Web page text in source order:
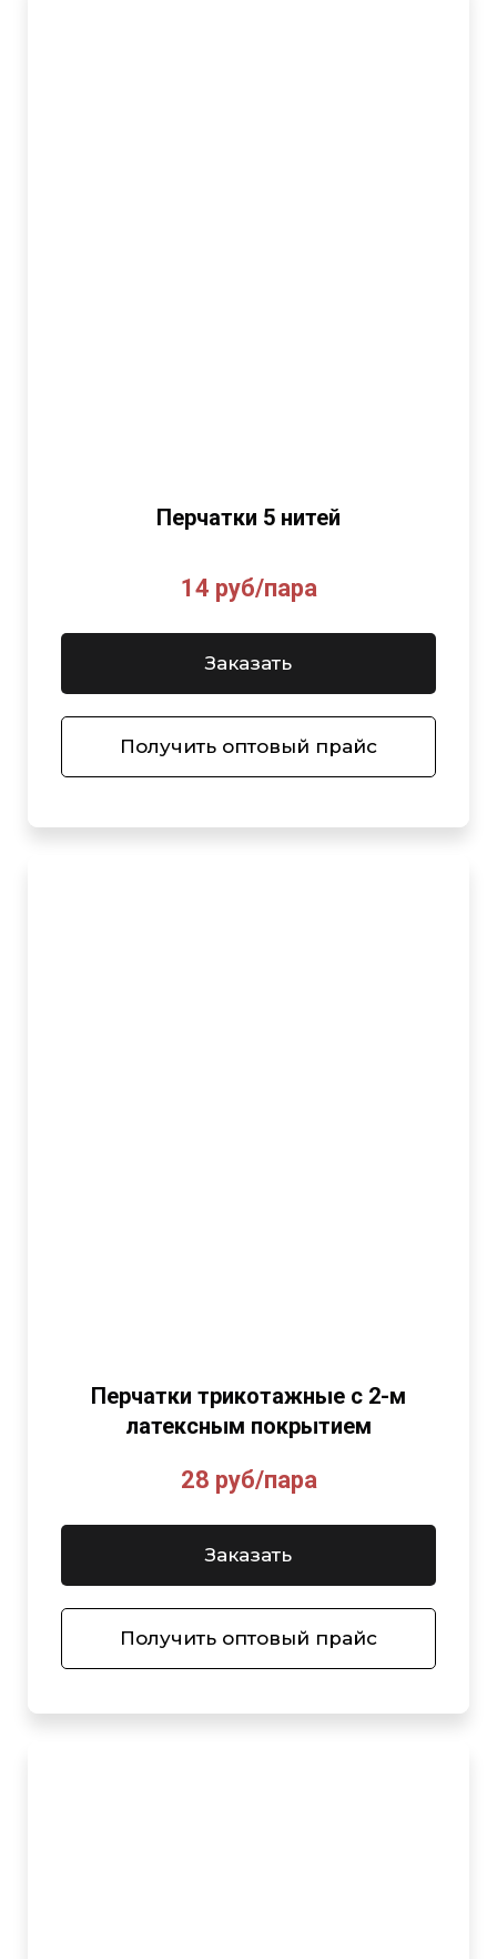
Перчатки 5 нитей
14 руб/пара
Заказать
Получить оптовый прайс
Перчатки трикотажные с 2-м
латексным покрытием
28 руб/пара
Заказать
Получить оптовый прайс